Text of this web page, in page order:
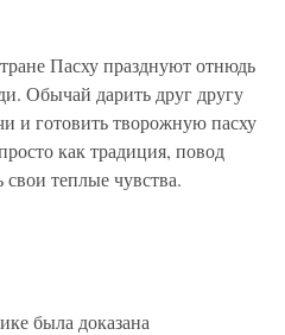
Пасху празднуют отнюдь
Обычай дарить друг другу
и готовить творожную пасху
как традиция, повод
свои теплые чувства.
была доказана